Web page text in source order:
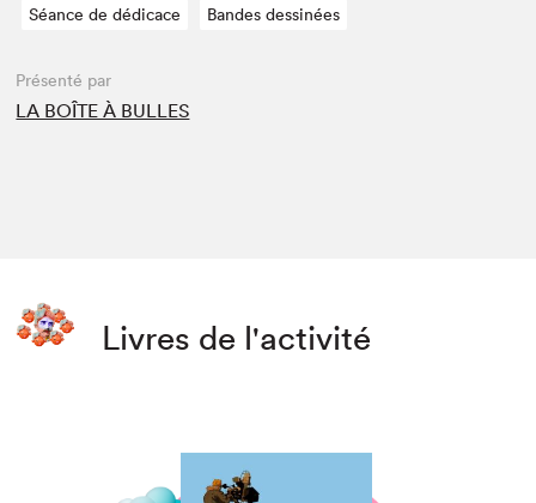
Séance de dédicace Bandes dessinées
Présenté par
LA BOÎTE À BULLES
Livres de l'activité